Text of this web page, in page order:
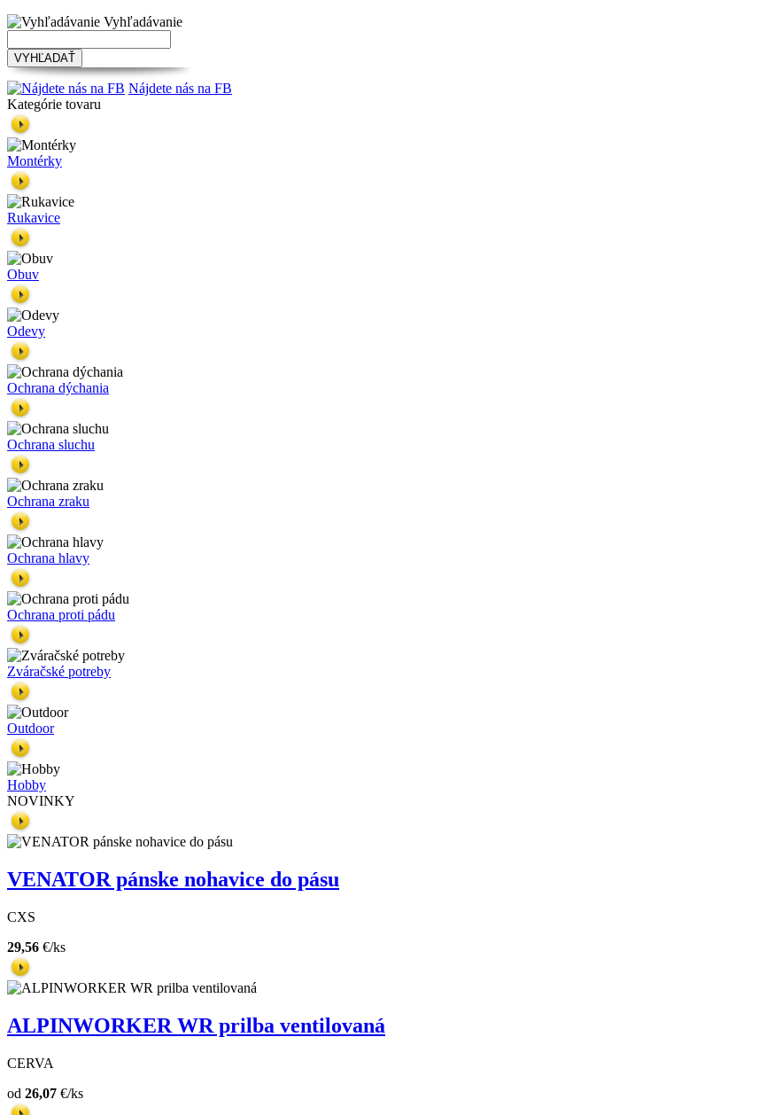
Vyhľadávanie
VYHĽADAŤ
Nájdete nás na FB
Kategórie tovaru
Montérky
Rukavice
Obuv
Odevy
Ochrana dýchania
Ochrana sluchu
Ochrana zraku
Ochrana hlavy
Ochrana proti pádu
Zváračské potreby
Outdoor
Hobby
NOVINKY
VENATOR pánske nohavice do pásu
CXS
29,56 €/ks
ALPINWORKER WR prilba ventilovaná
CERVA
od 26,07 €/ks